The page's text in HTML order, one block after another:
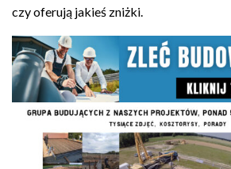
czy oferują jakieś zniżki.